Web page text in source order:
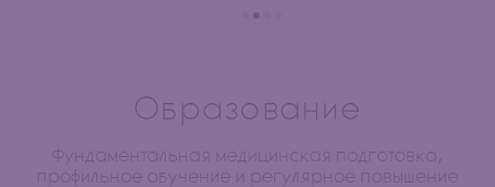
Образование
Фундаментальная медицинская подготовка,
профильное обучение и регулярное повышение